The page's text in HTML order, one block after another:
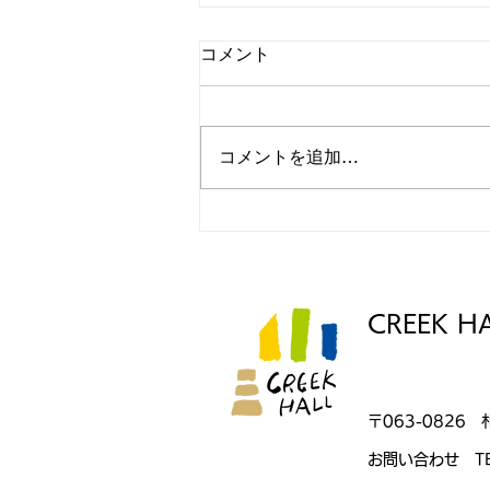
コメント
コメントを追加…
CREEK
〒063-0826 札
お問い合わせ